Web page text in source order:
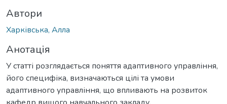
Автори
Харківська, Алла
Анотація
У статті розглядається поняття адаптивного управління,
його специфіка, визначаються цілі та умови
адаптивного управління, що впливають на розвиток